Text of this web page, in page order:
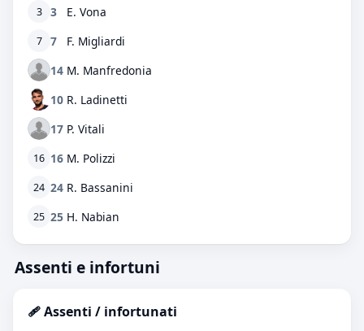
3 3 E. Vona
7 7
F. Migliardi
14 M. Manfredonia
10 R. Ladinetti
17 P. Vitali
16 16 M. Polizzi
24 24 R. Bassanini
25 25 H. Nabian
Assenti e infortuni
🩹 Assenti / infortunati